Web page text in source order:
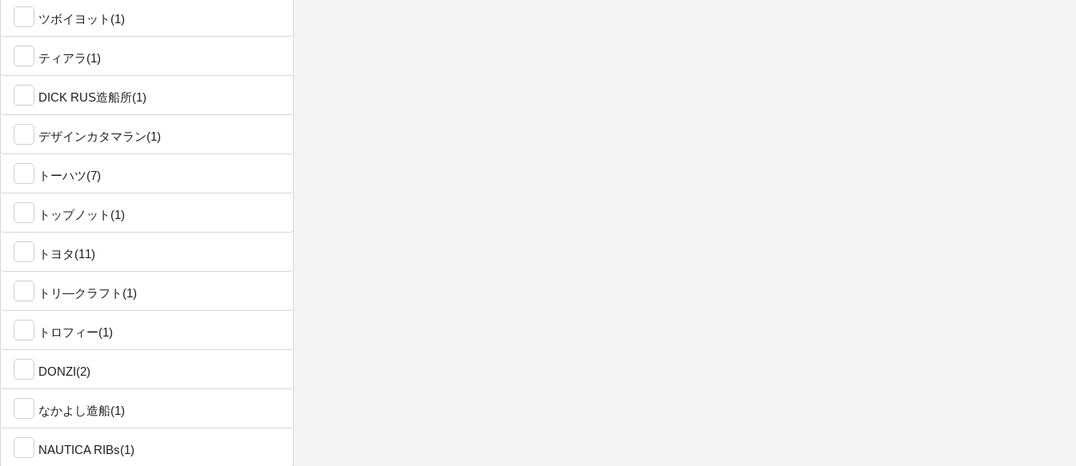
ツボイヨット(1)
ティアラ(1)
DICK RUS造船所(1)
デザインカタマラン(1)
トーハツ(7)
トップノット(1)
トヨタ(11)
トリ―クラフト(1)
トロフィー(1)
DONZI(2)
なかよし造船(1)
NAUTICA RIBs(1)